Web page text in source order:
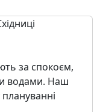
за спокоєм,
водами. Наш